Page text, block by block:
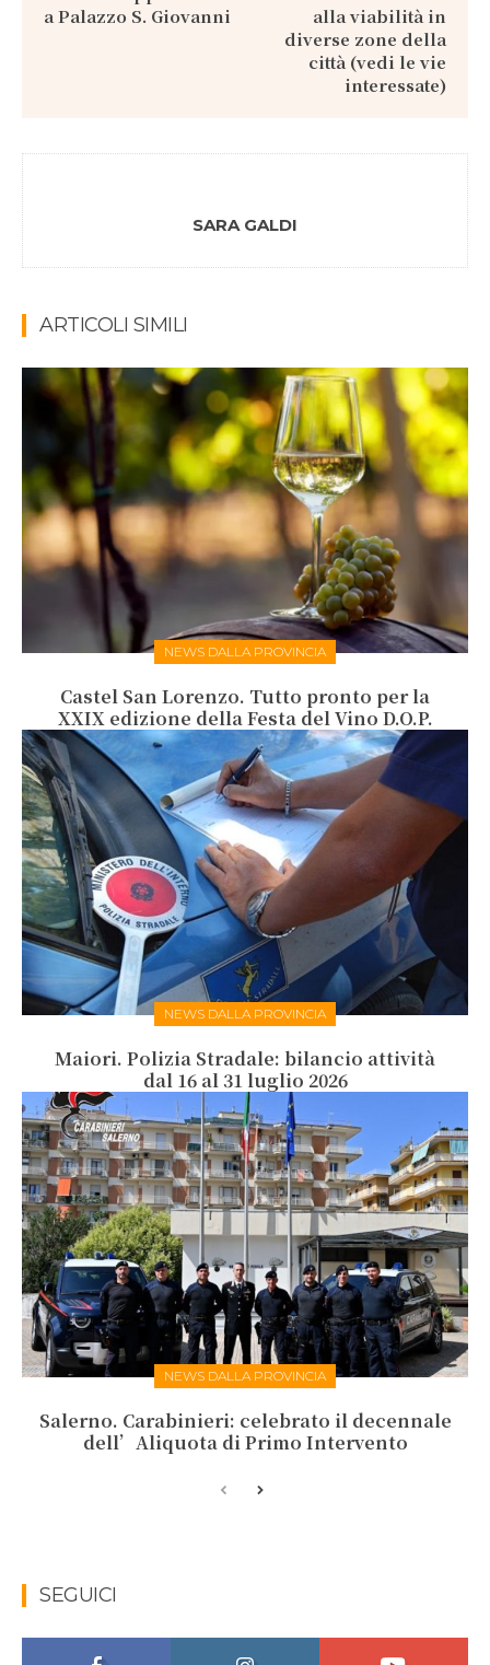
a Palazzo S. Giovanni
alla viabilità in
diverse zone della
città (vedi le vie
interessate)
SARA GALDI
ARTICOLI SIMILI
NEWS DALLA PROVINCIA
Castel San Lorenzo. Tutto pronto per la
XXIX edizione della Festa del Vino D.O.P.
NEWS DALLA PROVINCIA
Maiori. Polizia Stradale: bilancio attività
dal 16 al 31 luglio 2026
NEWS DALLA PROVINCIA
Salerno. Carabinieri: celebrato il decennale
dell’Aliquota di Primo Intervento
SEGUICI